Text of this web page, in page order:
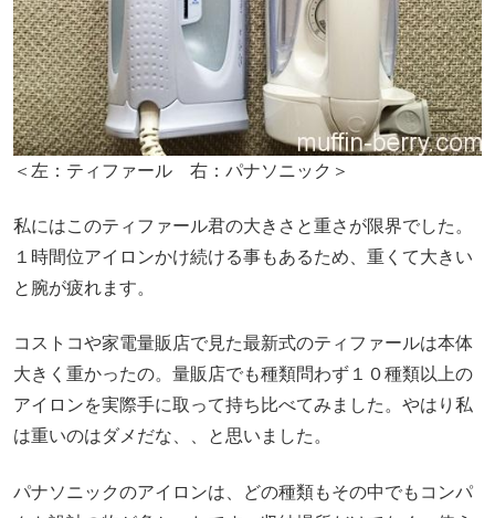
＜左：ティファール 右：パナソニック＞
私にはこのティファール君の大きさと重さが限界でした。
１時間位アイロンかけ続ける事もあるため、重くて大きい
と腕が疲れます。
コストコや家電量販店で見た最新式のティファールは本体
大きく重かったの。量販店でも種類問わず１０種類以上の
アイロンを実際手に取って持ち比べてみました。やはり私
は重いのはダメだな、、と思いました。
パナソニックのアイロンは、どの種類もその中でもコンパ